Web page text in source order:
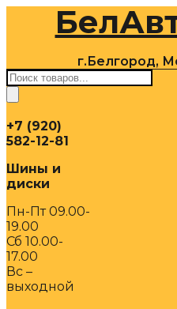
содержимому
г.Белгород,
Поиск
товаров
+7 (920)
582-12-81
Шины и
диски
Пн-Пт 09.00-
19.00
Сб 10.00-
17.00
Вс –
выходной